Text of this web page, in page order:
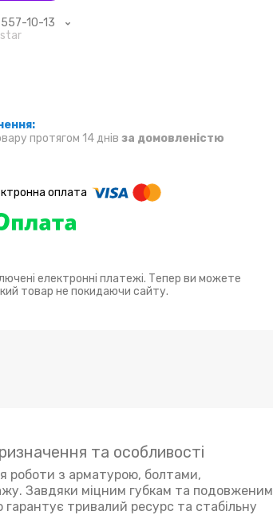
10-13
протягом 14 днів за домовленістю
електронні платежі. Тепер ви можете
товар не покидаючи сайту.
та особливості
роботи з арматурою, болтами,
Завдяки міцним губкам та подовженим
гарантує тривалий ресурс та стабільну